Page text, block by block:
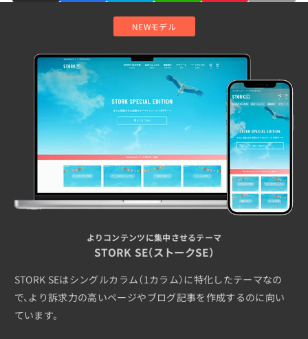
NEWモデル
よりコンテンツに集中させるテーマ
STORK SE（ストークSE）
STORK SEはシングルカラム（1カラム）に特化したテーマなの
で、より訴求力の高いページやブログ記事を作成するのに向い
ています。